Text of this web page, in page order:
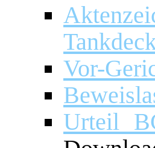
Vor-
Urteil